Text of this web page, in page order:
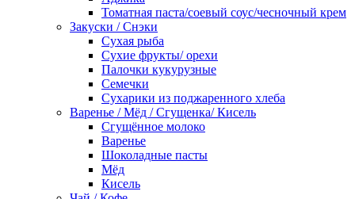
Томатная паста/соевый соус/чесночный крем
Закуски / Снэки
Сухая рыба
Сухие фрукты/ орехи
Палочки кукурузные
Семечки
Сухарики из поджаренного хлеба
Варенье / Мёд / Сгущенка/ Кисель
Сгущённое молоко
Варенье
Шоколадные пасты
Мёд
Кисель